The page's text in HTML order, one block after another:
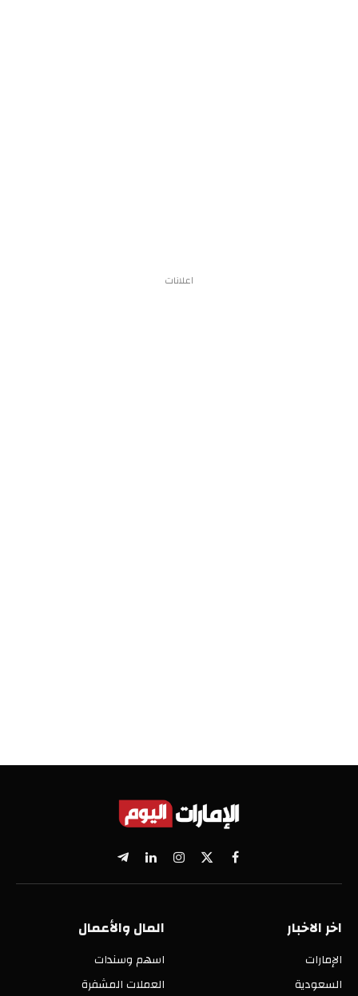
اعلانات
فيسبوك
X
(Twitter)
الانستغراملينكدإنتيلقرام
اخر الاخبار
الإمارات
السعودية
المال والأعمال
اسهم وسندات
العملات المشفرة